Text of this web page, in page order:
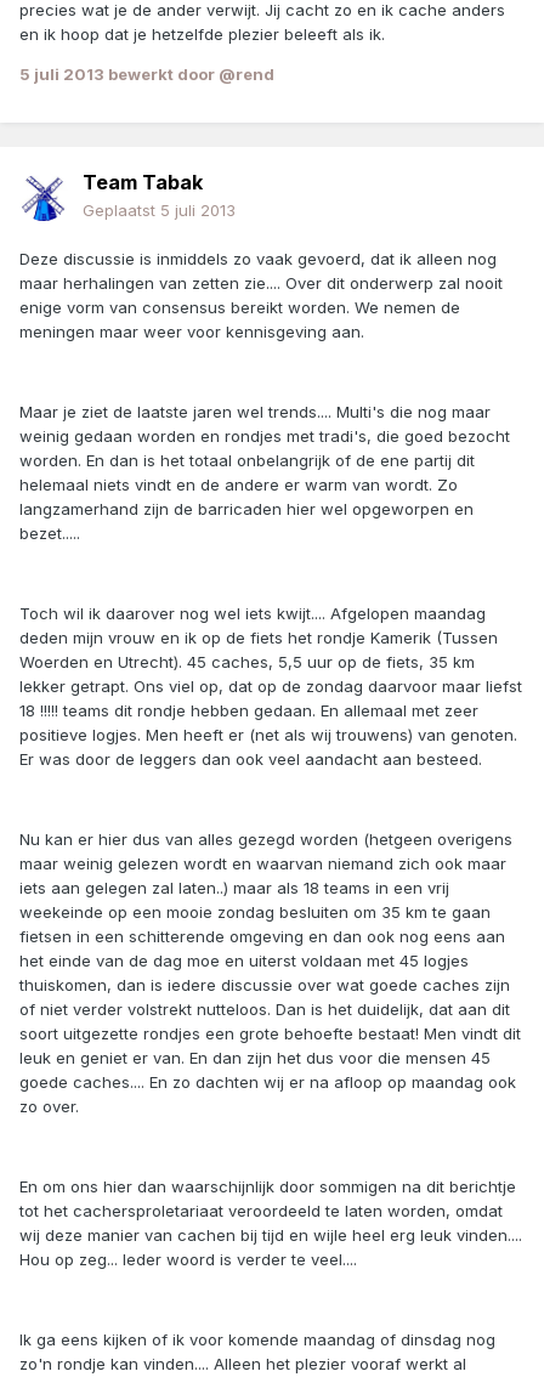
precies wat je de ander verwijt. Jij cacht zo en ik cache anders
en ik hoop dat je hetzelfde plezier beleeft als ik.
5 juli 2013 bewerkt door @rend
Team Tabak
Geplaatst 5 juli 2013
Deze discussie is inmiddels zo vaak gevoerd, dat ik alleen nog
maar herhalingen van zetten zie.... Over dit onderwerp zal nooit
enige vorm van consensus bereikt worden. We nemen de
meningen maar weer voor kennisgeving aan.
Maar je ziet de laatste jaren wel trends.... Multi's die nog maar
weinig gedaan worden en rondjes met tradi's, die goed bezocht
worden. En dan is het totaal onbelangrijk of de ene partij dit
helemaal niets vindt en de andere er warm van wordt. Zo
langzamerhand zijn de barricaden hier wel opgeworpen en
bezet.....
Toch wil ik daarover nog wel iets kwijt.... Afgelopen maandag
deden mijn vrouw en ik op de fiets het rondje Kamerik (Tussen
Woerden en Utrecht). 45 caches, 5,5 uur op de fiets, 35 km
lekker getrapt. Ons viel op, dat op de zondag daarvoor maar liefst
18 !!!!! teams dit rondje hebben gedaan. En allemaal met zeer
positieve logjes. Men heeft er (net als wij trouwens) van genoten.
Er was door de leggers dan ook veel aandacht aan besteed.
Nu kan er hier dus van alles gezegd worden (hetgeen overigens
maar weinig gelezen wordt en waarvan niemand zich ook maar
iets aan gelegen zal laten..) maar als 18 teams in een vrij
weekeinde op een mooie zondag besluiten om 35 km te gaan
fietsen in een schitterende omgeving en dan ook nog eens aan
het einde van de dag moe en uiterst voldaan met 45 logjes
thuiskomen, dan is iedere discussie over wat goede caches zijn
of niet verder volstrekt nutteloos. Dan is het duidelijk, dat aan dit
soort uitgezette rondjes een grote behoefte bestaat! Men vindt dit
leuk en geniet er van. En dan zijn het dus voor die mensen 45
goede caches.... En zo dachten wij er na afloop op maandag ook
zo over.
En om ons hier dan waarschijnlijk door sommigen na dit berichtje
tot het cachersproletariaat veroordeeld te laten worden, omdat
wij deze manier van cachen bij tijd en wijle heel erg leuk vinden....
Hou op zeg... Ieder woord is verder te veel....
Ik ga eens kijken of ik voor komende maandag of dinsdag nog
zo'n rondje kan vinden.... Alleen het plezier vooraf werkt al